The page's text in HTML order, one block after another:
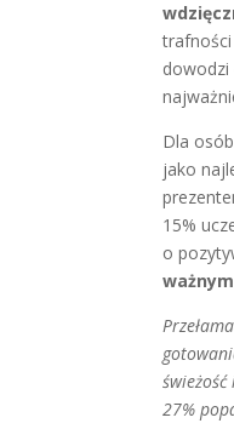
dowodzi
Dla
jako
15%
o
27%